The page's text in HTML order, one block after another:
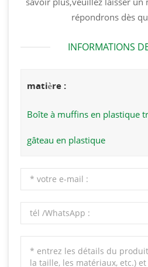
répondrons dès
INFORMATIONS
matière :
Boîte à muffins en plastique
gâteau en plastique